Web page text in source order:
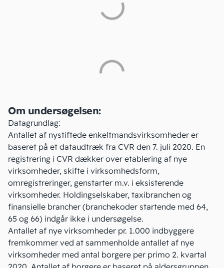
Om undersøgelsen:
Datagrundlag:
Antallet af nystiftede enkeltmandsvirksomheder er
baseret på et dataudtræk fra CVR den 7. juli 2020. En
registrering i CVR dækker over etablering af nye
virksomheder, skifte i virksomhedsform,
omregistreringer, genstarter m.v. i eksisterende
virksomheder. Holdingselskaber, taxibranchen og
finansielle brancher (branchekoder startende med 64,
65 og 66) indgår ikke i undersøgelse.
Antallet af nye virksomheder pr. 1.000 indbyggere
fremkommer ved at sammenholde antallet af nye
virksomheder med antal borgere per primo 2. kvartal